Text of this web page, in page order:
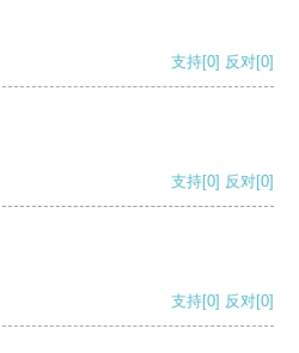
支持[0] 反对[0]
支持[0] 反对[0]
支持[0] 反对[0]